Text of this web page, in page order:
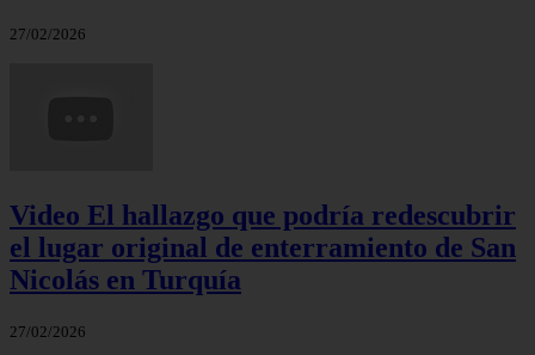
27/02/2026
Video El hallazgo que podría redescubrir
el lugar original de enterramiento de San
Nicolás en Turquía
27/02/2026